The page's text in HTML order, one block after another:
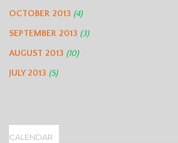
OCTOBER 2013 (4)
SEPTEMBER 2013 (3)
AUGUST 2013 (10)
JULY 2013 (5)
CALENDAR